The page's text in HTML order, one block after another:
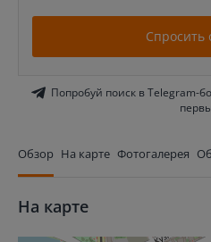
Спросить
Попробуй поиск в Telegram-
Обзор На карте Фотогалерея
На карте